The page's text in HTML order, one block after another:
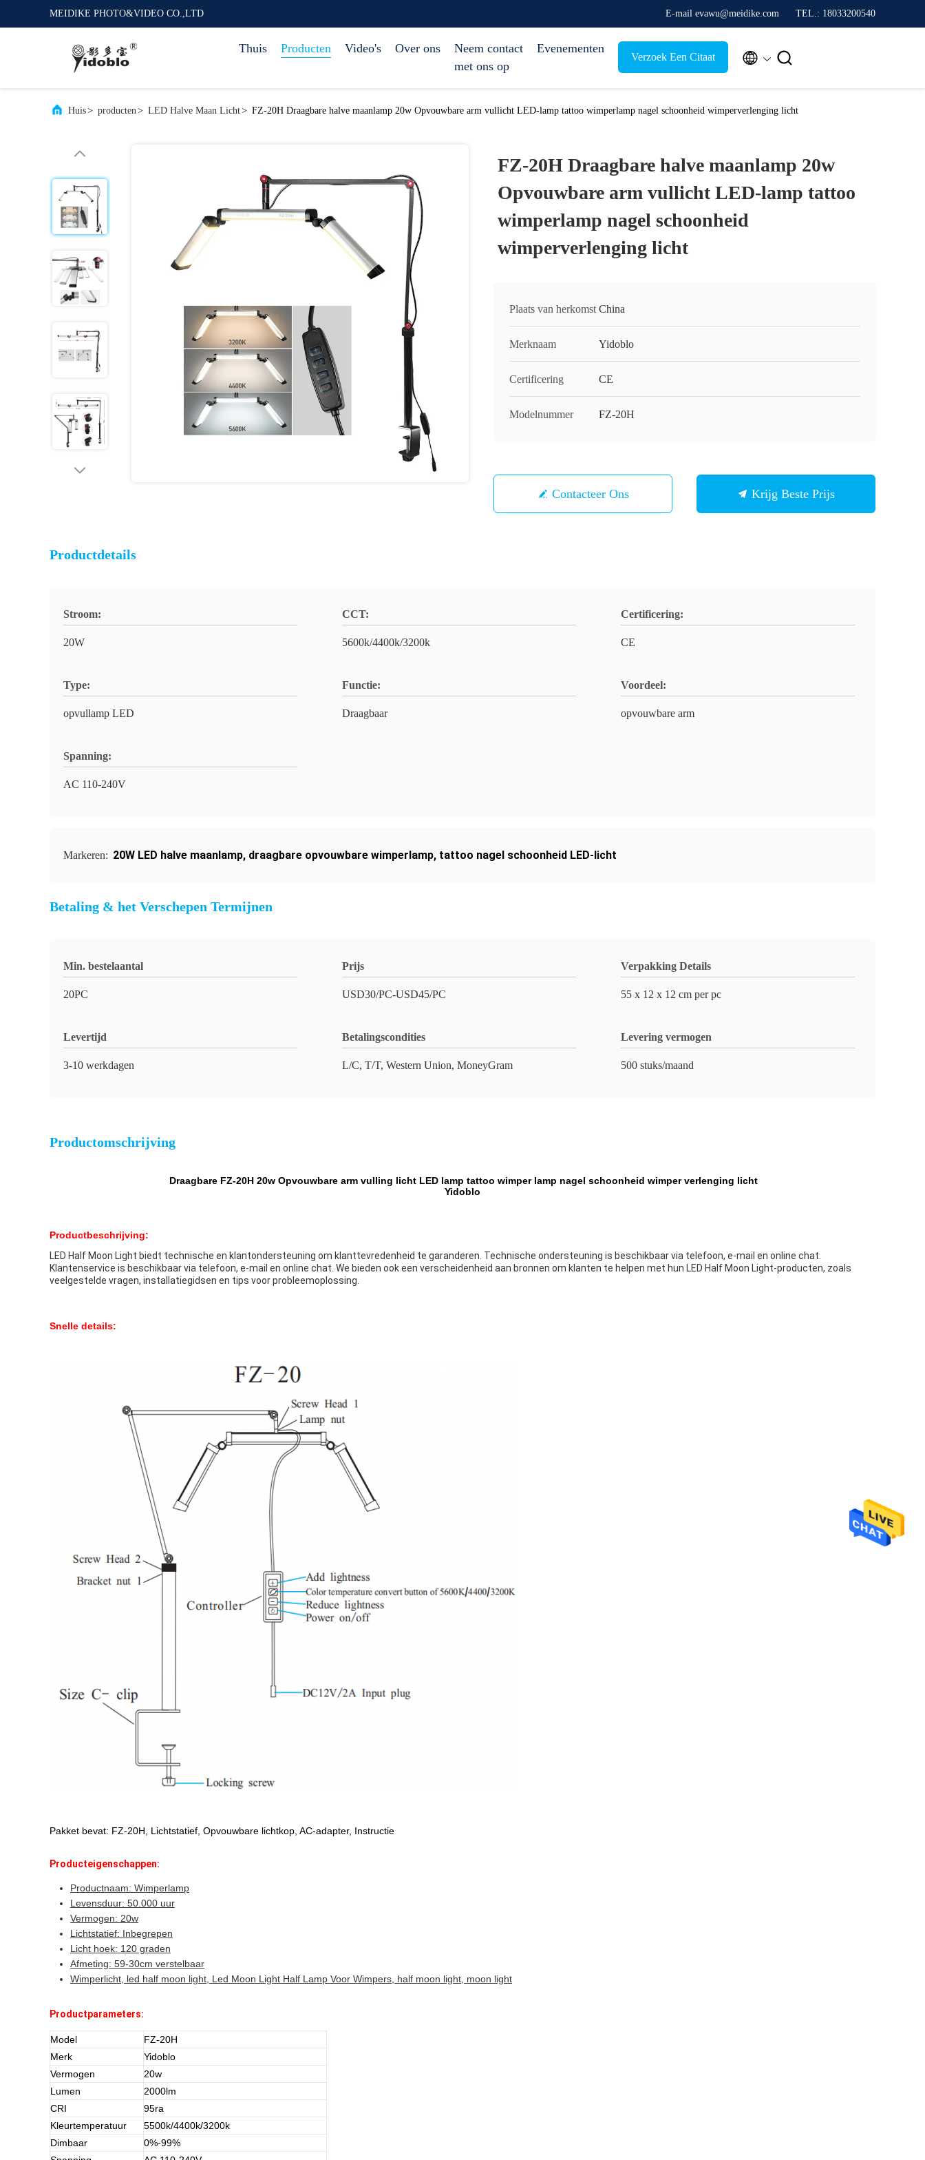
MEIDIKE PHOTO&VIDEO CO.,LTD E-mail evawu@meidike.com TEL.: 18033200540
Thuis Producten Video's Over ons
Neem contact
met ons op
Evenementen
Verzoek Een Citaat  
Huis> producten> LED Halve Maan Licht> FZ-20H Draagbare halve maanlamp 20w Opvouwbare arm vullicht LED-lamp tattoo wimperlamp nagel schoonheid wimperverlenging licht
FZ-20H Draagbare halve maanlamp 20w
Opvouwbare arm vullicht LED-lamp tattoo
wimperlamp nagel schoonheid
wimperverlenging licht
Plaats van herkomst China
Merknaam Yidoblo
Certificering CE
Modelnummer FZ-20H
Contacteer Ons Krijg Beste Prijs
Productdetails
Stroom:
20W
CCT:
5600k/4400k/3200k
Certificering:
CE
Type:
opvullamp LED
Functie:
Draagbaar
Voordeel:
opvouwbare arm
Spanning:
AC 110-240V
Markeren: 20W LED halve maanlamp, draagbare opvouwbare wimperlamp, tattoo nagel schoonheid LED-licht
Betaling & het Verschepen Termijnen
Min. bestelaantal
20PC
Prijs
USD30/PC-USD45/PC
Verpakking Details
55 x 12 x 12 cm per pc
Levertijd
3-10 werkdagen
Betalingscondities
L/C, T/T, Western Union, MoneyGram
Levering vermogen
500 stuks/maand
Productomschrijving
Draagbare FZ-20H 20w Opvouwbare arm vulling licht LED lamp tattoo wimper lamp nagel schoonheid wimper verlenging licht
Yidoblo
Productbeschrijving:
LED Half Moon Light biedt technische en klantondersteuning om klanttevredenheid te garanderen. Technische ondersteuning is beschikbaar via telefoon, e-mail en online chat.
Klantenservice is beschikbaar via telefoon, e-mail en online chat. We bieden ook een verscheidenheid aan bronnen om klanten te helpen met hun LED Half Moon Light-producten, zoals
veelgestelde vragen, installatiegidsen en tips voor probleemoplossing.
Snelle details:
Pakket bevat: FZ-20H, Lichtstatief, Opvouwbare lichtkop, AC-adapter, Instructie
Producteigenschappen:
Productnaam: Wimperlamp
Levensduur: 50.000 uur
Vermogen: 20w
Lichtstatief: Inbegrepen
Licht hoek: 120 graden
Afmeting: 59-30cm verstelbaar
Wimperlicht, led half moon light, Led Moon Light Half Lamp Voor Wimpers, half moon light, moon light
Productparameters:
Model
FZ-20H
Merk
Yidoblo
Vermogen
20w
Lumen
2000lm
CRI
95ra
Kleurtemperatuur
5500k/4400k/3200k
Dimbaar
0%-99%